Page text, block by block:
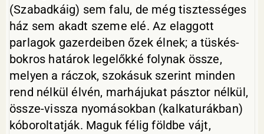
(Szabadkáig) sem falu, de még tisztességes
ház sem akadt szeme elé. Az elaggott
parlagok gazerdeiben őzek élnek; a tüskés-
bokros határok legelőkké folynak össze,
melyen a ráczok, szokásuk szerint minden
rend nélkül élvén, marhájukat pásztor nélkül,
össze-vissza nyomásokban (kalkaturákban)
kóboroltatják. Maguk félig földbe vájt,